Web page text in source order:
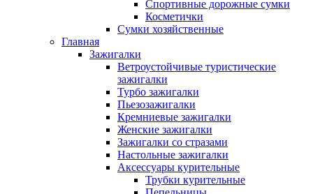
Спортивные дорожные сумки
Косметички
Сумки хозяйственные
Главная
Зажигалки
Ветроустойчивые туристические
зажигалки
Турбо зажигалки
Пьезозажигалки
Кремниевые зажигалки
Женские зажигалки
Зажигалки со стразами
Настольные зажигалки
Аксессуары курительные
Трубки курительные